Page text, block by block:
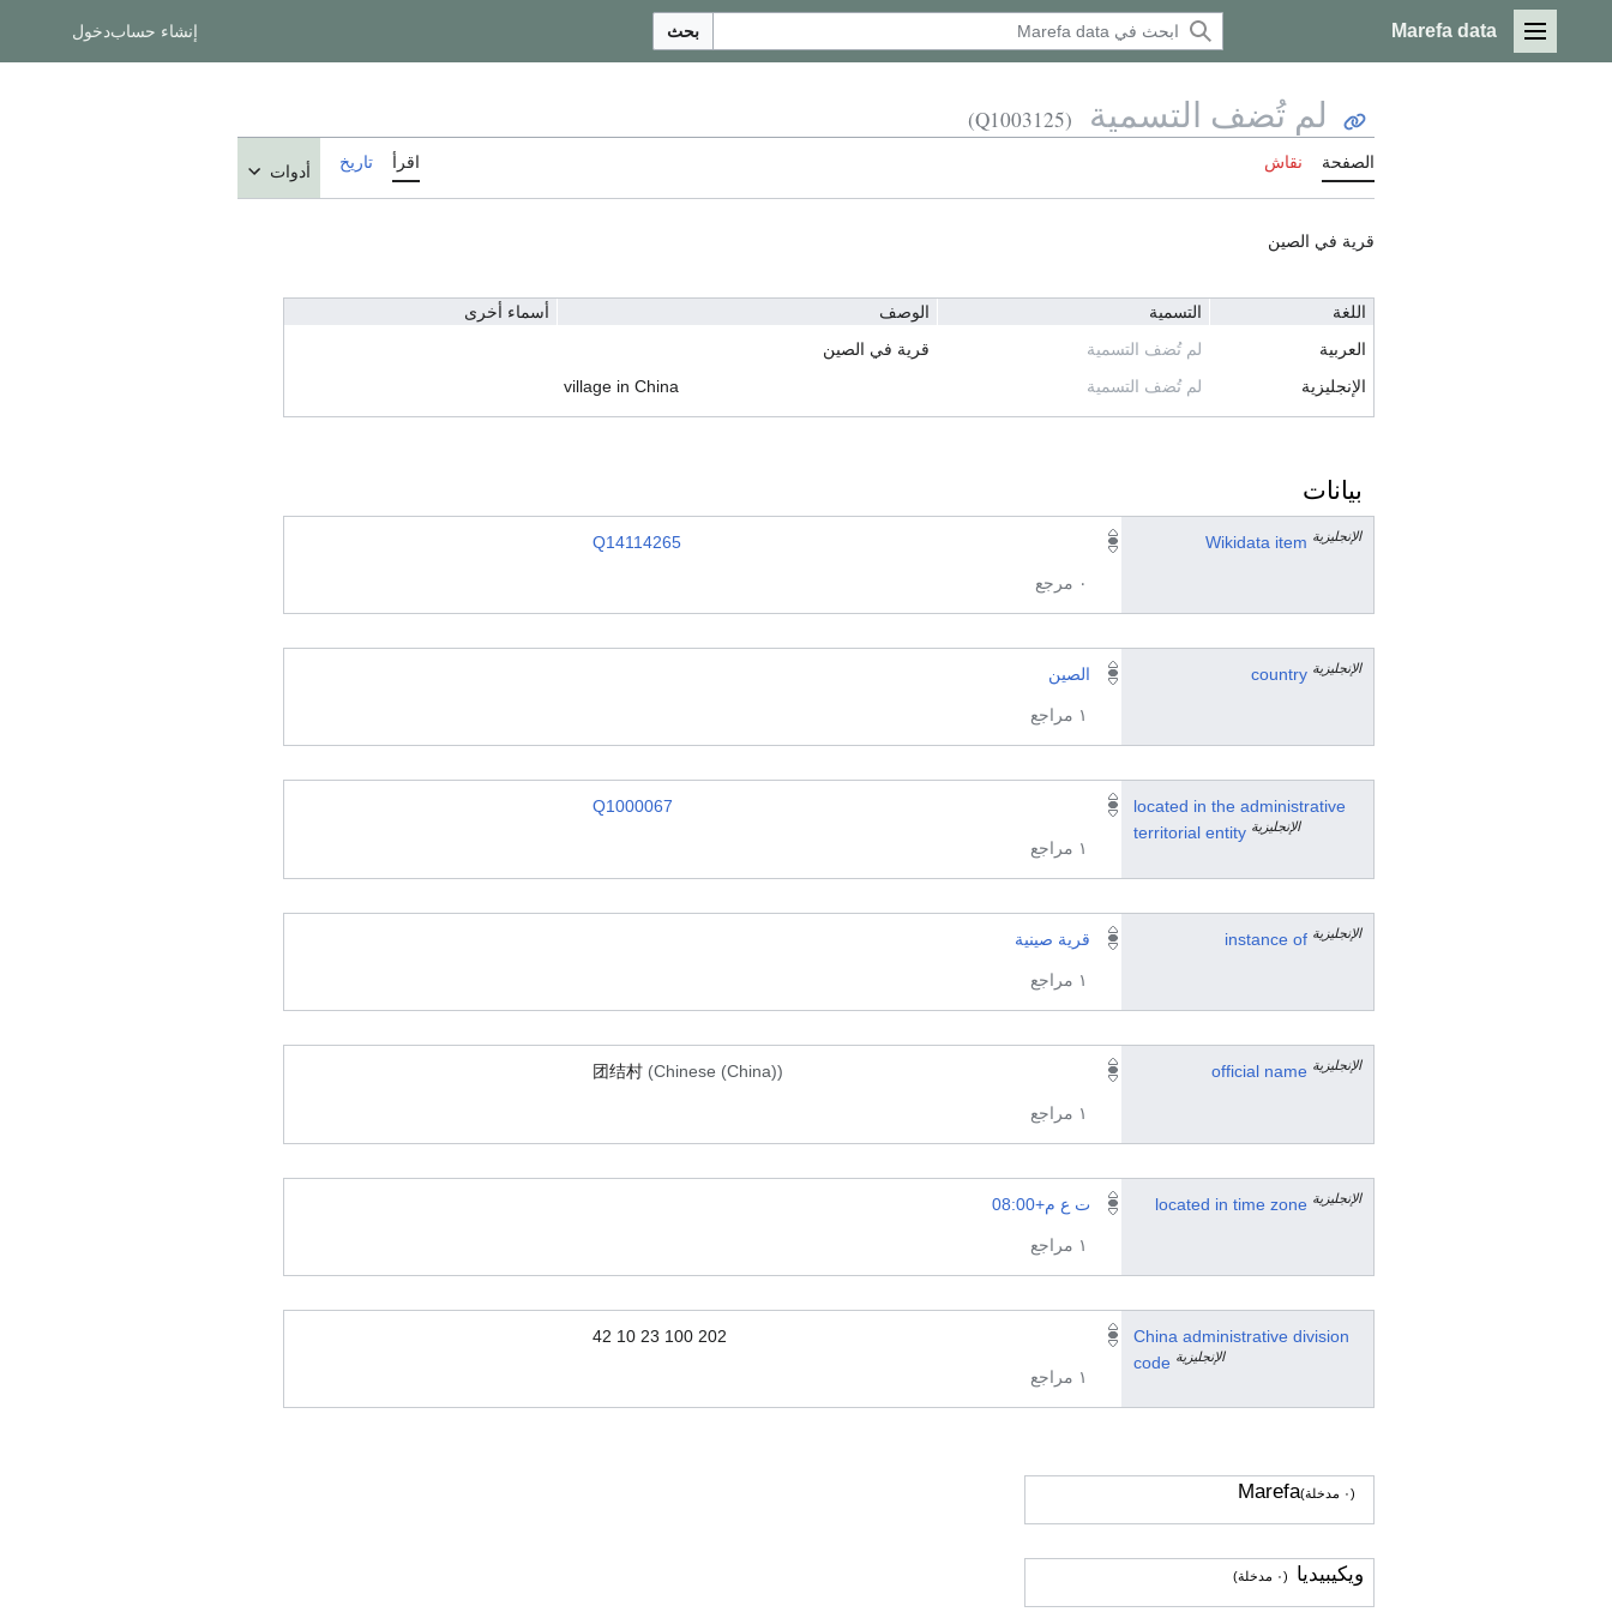
القائمة الرئيسية
Marefa data بحث إنشاء حسابدخول
لم تُضف التسمية (Q1003125)
الصفحة نقاش اقرأ تاريخ أدوات
قرية في الصين
اللغة التسمية الوصف
أسماء أخرى
العربية
لم تُضف التسمية
قرية في الصين
الإنجليزية
لم تُضف التسمية village in China
بيانات
Wikidata item الإنجليزية Q14114265
٠ مرجع
country الإنجليزية الصين
١ مراجع
located in the administrative
territorial entity الإنجليزية
Q1000067
١ مراجع
instance of الإنجليزية قرية صينية
١ مراجع
official name الإنجليزية 团结村 (Chinese (China))
١ مراجع
located in time zone الإنجليزية ت ع م+08:00
١ مراجع
China administrative division
code الإنجليزية
42 10 23 100 202
١ مراجع
Marefa (٠ مدخلة)
ويكيبيديا (٠ مدخلة)